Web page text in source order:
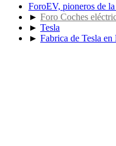
ForoEV, pioneros de
► Foro Coches
► Tesla
► Fabrica de Tesla en